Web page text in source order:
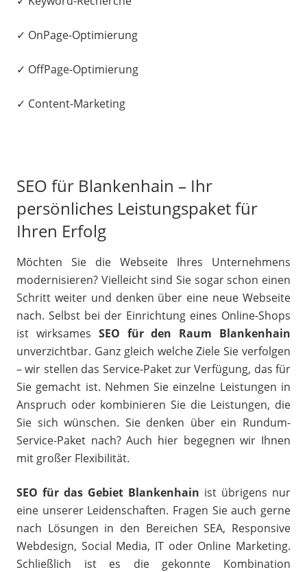
✓ OnPage-Optimierung
✓ OffPage-Optimierung
✓ Content-Marketing
SEO für Blankenhain – Ihr
persönliches Leistungspaket für
Ihren Erfolg
Möchten Sie die Webseite Ihres Unternehmens
modernisieren? Vielleicht sind Sie sogar schon einen
Schritt weiter und denken über eine neue Webseite
nach. Selbst bei der Einrichtung eines Online-Shops
ist wirksames SEO für den Raum Blankenhain
unverzichtbar. Ganz gleich welche Ziele Sie verfolgen
– wir stellen das Service-Paket zur Verfügung, das für
Sie gemacht ist. Nehmen Sie einzelne Leistungen in
Anspruch oder kombinieren Sie die Leistungen, die
Sie sich wünschen. Sie denken über ein Rundum-
Service-Paket nach? Auch hier begegnen wir Ihnen
mit großer Flexibilität.
SEO für das Gebiet Blankenhain ist übrigens nur
eine unserer Leidenschaften. Fragen Sie auch gerne
nach Lösungen in den Bereichen SEA, Responsive
Webdesign, Social Media, IT oder Online Marketing.
Schließlich ist es die gekonnte Kombination